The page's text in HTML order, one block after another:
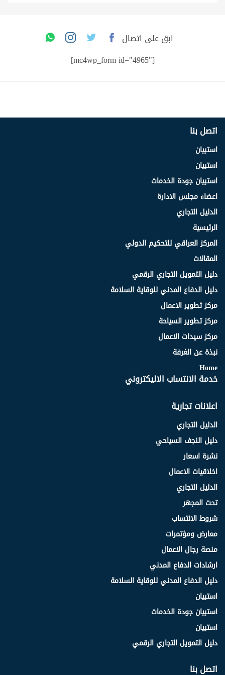
ابق على اتصال
[mc4wp_form id="4965"]
اتصل بنا
استبيان
استبيان
استبيان جودة الخدمات
اعضاء مجلس الادارة
الدليل التجاري
الرئيسية
المركز العراقي للتحكيم الدولي
المقالات
دليل التمويل التجاري الرقمي
دليل الدفاع المدني للوقاية السلامة
مركز تطوير الاعمال
مركز تطوير السياحة
مركز سيدات الاعمال
نبذة عن الغرفة
Home
خدمة الانتساب الاليكتروني
اعلانات تجارية
الدليل التجاري
دليل النجف السياحي
نشرة اسعار
اخلاقيات الاعمال
الدليل التجاري
تحت المجهر
شروط الانتساب
معارض ومؤتمرات
منصة رجال الاعمال
ارشادات الدفاع المدني
دليل الدفاع المدني للوقاية السلامة
استبيان
استبيان جودة الخدمات
استبيان
دليل التمويل التجاري الرقمي
اتصل بنا